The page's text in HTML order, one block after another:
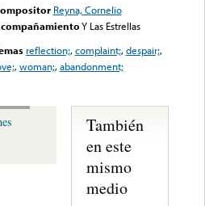
Reyna, Cornelio
Y Las Estrellas
reflection;,complaint;,despair;,
,woman;,abandonment;
También
en este
mismo
medio